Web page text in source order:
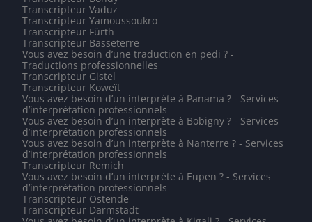
Transcripteur Vaduz
Transcripteur Yamoussoukro
Transcripteur Fürth
Transcripteur Basseterre
Vous avez besoin d’une traduction en pedi ? -
Traductions professionnelles
Transcripteur Gistel
Transcripteur Koweït
Vous avez besoin d’un interprète à Panama ? - Services
d’interprétation professionnels
Vous avez besoin d’un interprète à Bobigny ? - Services
d’interprétation professionnels
Vous avez besoin d’un interprète à Nanterre ? - Services
d’interprétation professionnels
Transcripteur Remich
Vous avez besoin d’un interprète à Eupen ? - Services
d’interprétation professionnels
Transcripteur Ostende
Transcripteur Darmstadt